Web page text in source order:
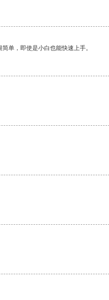
单，即使是小白也能快速上手。